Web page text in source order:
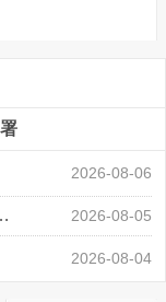
2026-08-06
金或一击破局 2026-08-05
2026-08-04